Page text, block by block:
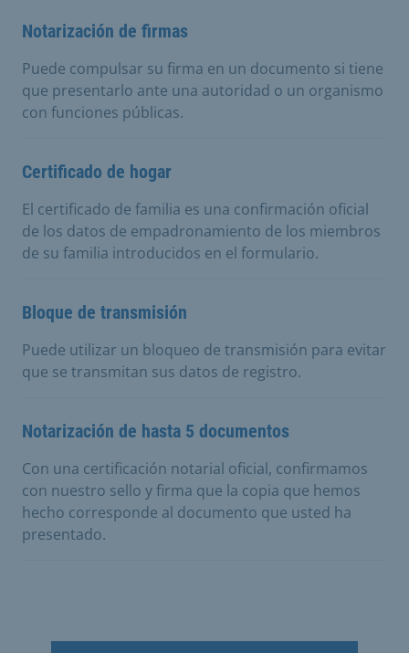
Notarización de firmas
Puede compulsar su firma en un documento si tiene
que presentarlo ante una autoridad o un organismo
con funciones públicas.
Certificado de hogar
El certificado de familia es una confirmación oficial
de los datos de empadronamiento de los miembros
de su familia introducidos en el formulario.
Bloque de transmisión
Puede utilizar un bloqueo de transmisión para evitar
que se transmitan sus datos de registro.
Notarización de hasta 5 documentos
Con una certificación notarial oficial, confirmamos
con nuestro sello y firma que la copia que hemos
hecho corresponde al documento que usted ha
presentado.